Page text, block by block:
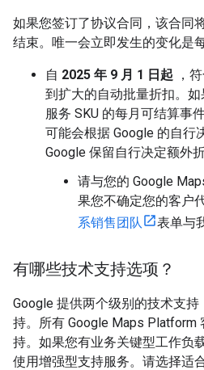
如果您签订了协议合同，该合同
结束。唯一会立即发生的变化是
自 2025 年 9 月 1 日起 ，
到扩大的自动批量折扣。
服务 SKU 的每月可结算事
可能会根据 Google 的自行
Google 保留自行决定额外
请与您的 Google
果您不确定您的客户
系销售团队
表单与
有哪些技术支持选项？
Google 提供两个级别的技术支
持。所有 Google Maps Platform
持。如果您有业务关键型工作负
使用增强型支持服务。请选择适